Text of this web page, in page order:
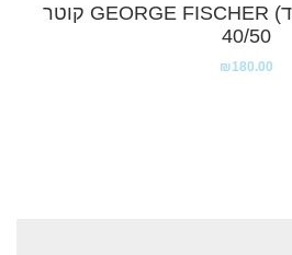
מחברי חבית(באלקד) GEORGE FISCHER קוטר
40/50
₪180.00